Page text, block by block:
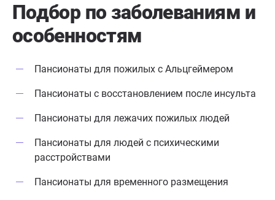
Подбор по заболеваниям и
особенностям
Пансионаты для пожилых с Альцгеймером
Пансионаты с восстановлением после инсульта
Пансионаты для лежачих пожилых людей
Пансионаты для людей с психическими
расстройствами
Пансионаты для временного размещения